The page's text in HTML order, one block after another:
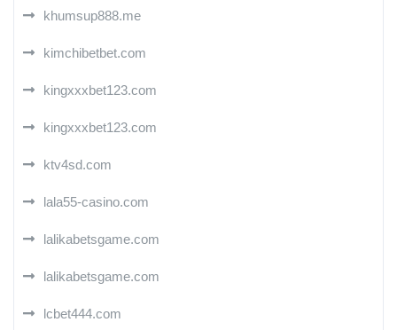
khumsup888.me
kimchibetbet.com
kingxxxbet123.com
kingxxxbet123.com
ktv4sd.com
lala55-casino.com
lalikabetsgame.com
lalikabetsgame.com
lcbet444.com